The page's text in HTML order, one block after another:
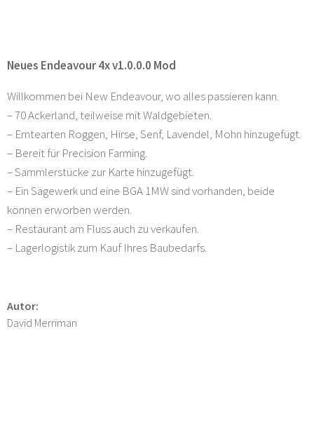
Neues Endeavour 4x v1.0.0.0 Mod
Willkommen bei New Endeavour, wo alles passieren kann.
– 70 Ackerland, teilweise mit Waldgebieten.
– Erntearten Roggen, Hirse, Senf, Lavendel, Mohn hinzugefügt.
– Bereit für Precision Farming.
– Sammlerstücke zur Karte hinzugefügt.
– Ein Sägewerk und eine BGA 1MW sind vorhanden, beide
können erworben werden.
– Restaurant am Fluss auch zu verkaufen.
– Lagerlogistik zum Kauf Ihres Baubedarfs.
Autor:
David Merriman